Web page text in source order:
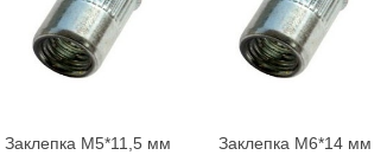
Заклепка M5*11,5 мм
Заклепка M6*14 мм